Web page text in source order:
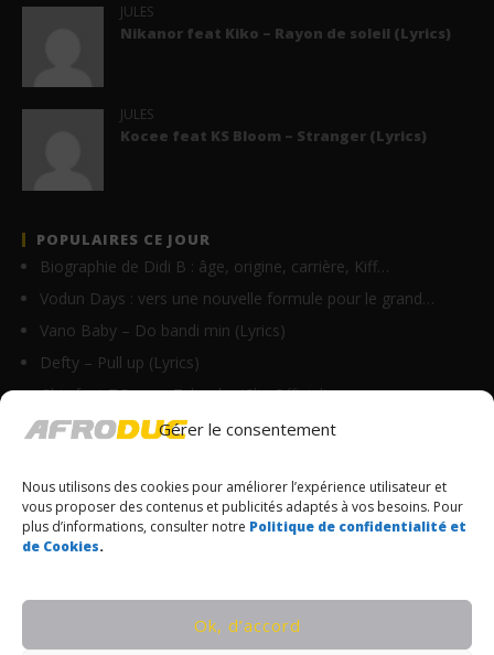
Gérer le consentement
Nous utilisons des cookies pour améliorer l’expérience utilisateur et
vous proposer des contenus et publicités adaptés à vos besoins. Pour
plus d’informations, consulter notre Politique de confidentialité et
de Cookies.
Ok, d’accord
JULES
Nikanor feat Kiko – Rayon de soleil (Lyrics)
JULES
Kocee feat KS Bloom – Stranger (Lyrics)
POPULAIRES CE JOUR
Biographie de Didi B : âge, origine, carrière, Kiff…
Vodun Days : vers une nouvelle formule pour le grand…
Vano Baby – Do bandi min (Lyrics)
Defty – Pull up (Lyrics)
Ghix feat TGang – Tchouka (Clip Officiel)
Tyaf – Chérie Pam (Clip Officiel)
Goulam – C’est confirmé (Lyrics)
3xdavs feat Didi B – Bodoingadai (Lyrics)
Fally Ipupa – Sans limite (Lyrics & Traduction)‎
© Copyrights Afroduc | Tous droits réservés